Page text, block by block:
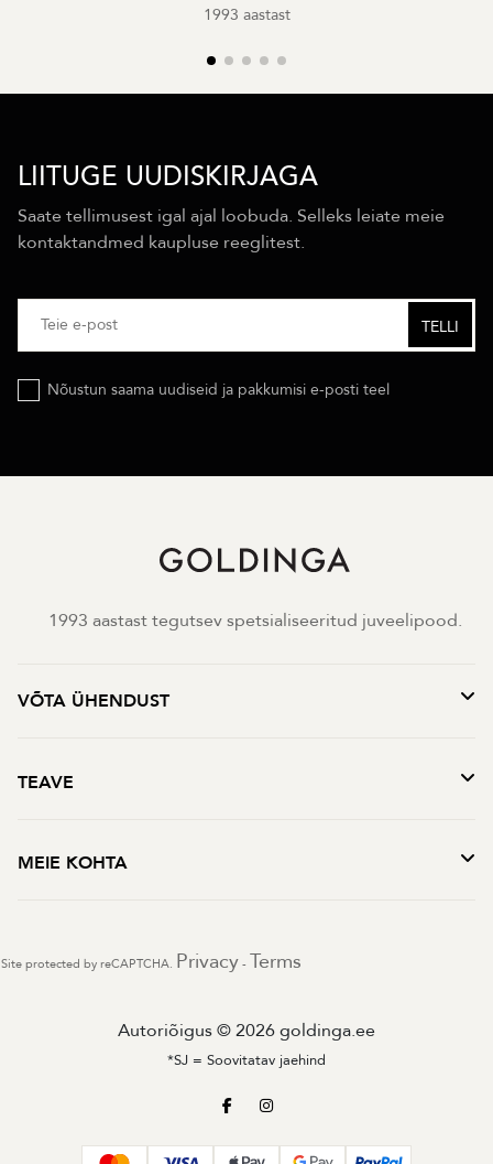
1993 aastast
LIITUGE UUDISKIRJAGA
Saate tellimusest igal ajal loobuda. Selleks leiate meie
kontaktandmed kaupluse reeglitest.
Nõustun saama uudiseid ja pakkumisi e-posti teel
1993 aastast tegutsev spetsialiseeritud juveelipood.
VÕTA ÜHENDUST
TEAVE
MEIE KOHTA
Site protected by reCAPTCHA. Privacy - Terms
Autoriõigus © 2026 goldinga.ee
*SJ = Soovitatav jaehind